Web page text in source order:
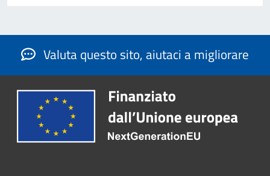
Valuta questo sito, aiutaci a migliorare